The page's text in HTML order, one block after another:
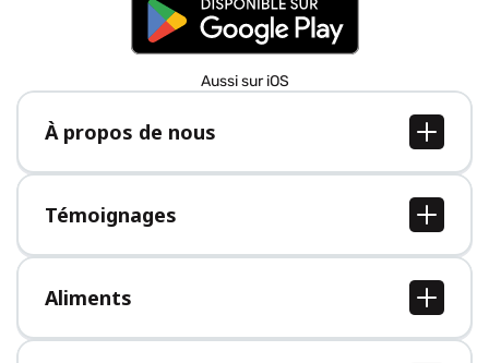
Aussi sur iOS
À propos de nous
À propos de nous
Postes
Presse
Témoignages
Tous les témoignages
Aliments
Tous les aliments